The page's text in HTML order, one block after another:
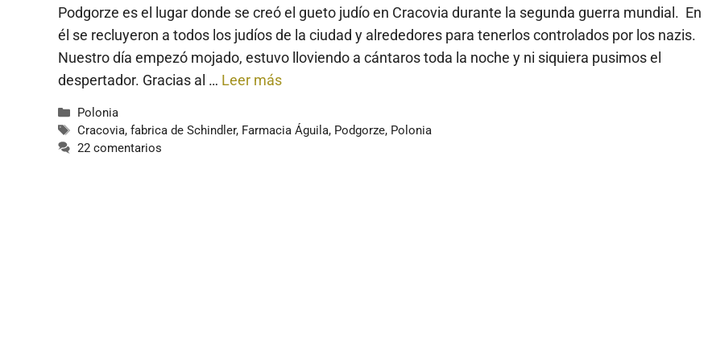
Podgorze es el lugar donde se creó el gueto judío en Cracovia durante la segunda guerra mundial. En
él se recluyeron a todos los judíos de la ciudad y alrededores para tenerlos controlados por los nazis.
Nuestro día empezó mojado, estuvo lloviendo a cántaros toda la noche y ni siquiera pusimos el
despertador. Gracias al … Leer más
Categorías
Polonia
Etiquetas
Cracovia,fabrica de Schindler, Farmacia Águila, Podgorze, Polonia
22 comentarios